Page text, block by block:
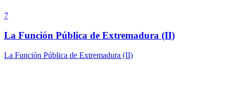
7
La Función Pública de Extremadura (II)
La Función Pública de Extremadura (II)